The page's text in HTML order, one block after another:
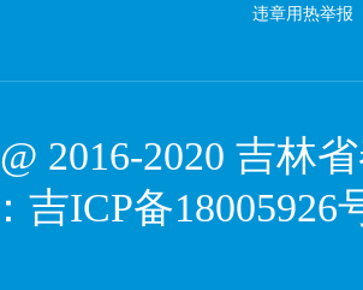
违章用热举报
2016-2020 吉林
吉ICP备18005926